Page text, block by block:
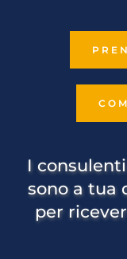
I
sono a tua
per